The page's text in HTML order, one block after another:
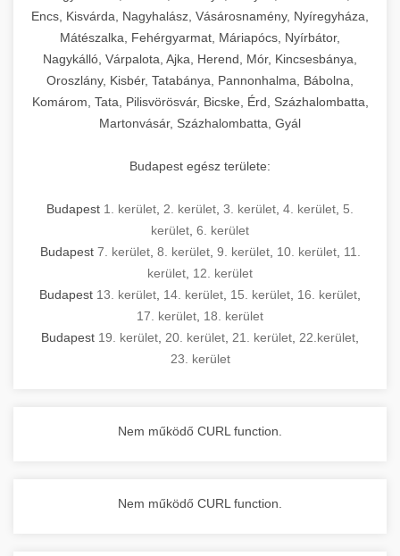
Encs, Kisvárda, Nagyhalász, Vásárosnamény, Nyíregyháza,
Mátészalka, Fehérgyarmat, Máriapócs, Nyírbátor,
Nagykálló, Várpalota, Ajka, Herend, Mór, Kincsesbánya,
Oroszlány, Kisbér, Tatabánya, Pannonhalma, Bábolna,
Komárom, Tata, Pilisvörösvár, Bicske, Érd, Százhalombatta,
Martonvásár, Százhalombatta, Gyál
Budapest egész területe:
Budapest 1. kerület 2. kerület 3. kerület 4. kerület 5.
kerület 6. kerület
Budapest 7. kerület, 8. kerület, 9. kerület, 10. kerület, 11.
kerület 12. kerület
Budapest 13. kerület 14. kerület 15. kerület 16. kerület
17. kerület 18. kerület
Budapest 19. kerület 20. kerület 21. kerület 22.kerület
23. kerület
Nem működő CURL function.
Nem működő CURL function.